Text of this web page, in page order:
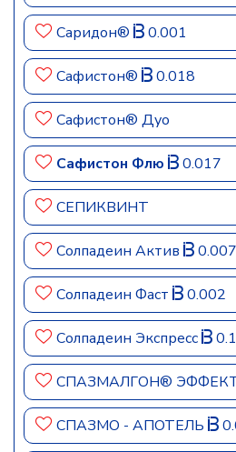
Саридон® 0.001
Сафистон® 0.018
Сафистон® Дуо
Сафистон Флю 0.017
СЕПИКВИНТ
Солпадеин Актив 0.007
Солпадеин Фаст 0.002
Солпадеин Экспресс
СПАЗМАЛГОН®
СПАЗМО - АПОТЕЛЬ